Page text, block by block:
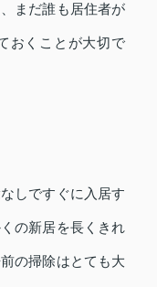
まだ誰も居住者が
おくことが大切で
しですぐに入居す
の新居を長くきれ
の掃除はとても大